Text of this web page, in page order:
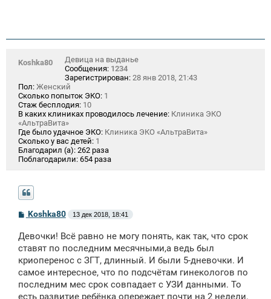
Koshka80
Девица на выданье
Сообщения: 1234
Зарегистрирован: 28 янв 2018, 21:43
Пол: Женский
Сколько попыток ЭКО: 1
Стаж бесплодия: 10
В каких клиниках проводилось лечение: Клиника ЭКО
«АльтраВита»
Где было удачное ЭКО: Клиника ЭКО «АльтраВита»
Сколько у вас детей: 1
Благодарил (а): 262 раза
Поблагодарили: 654 раза
С
б
щ
н
и
Koshka80 13 дек 2018, 18:41
Девочки! Всё равно не могу понять, как так, что срок
ставят по последним месячными,а ведь был
криоперенос с ЗГТ, длинный. И были 5-дневочки. И
самое интересное, что по подсчётам гинекологов по
последним мес срок совпадает с УЗИ данными. То
есть развитие ребёнка опережает почти на 2 недели.